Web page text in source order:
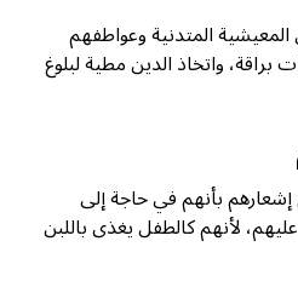
المتدنية وعواطفهم
براقة، واتخاذ الدين مطية لبلوغ
بأنهم في حاجة إلى
لأنهم كالطفل يغذى باللبن